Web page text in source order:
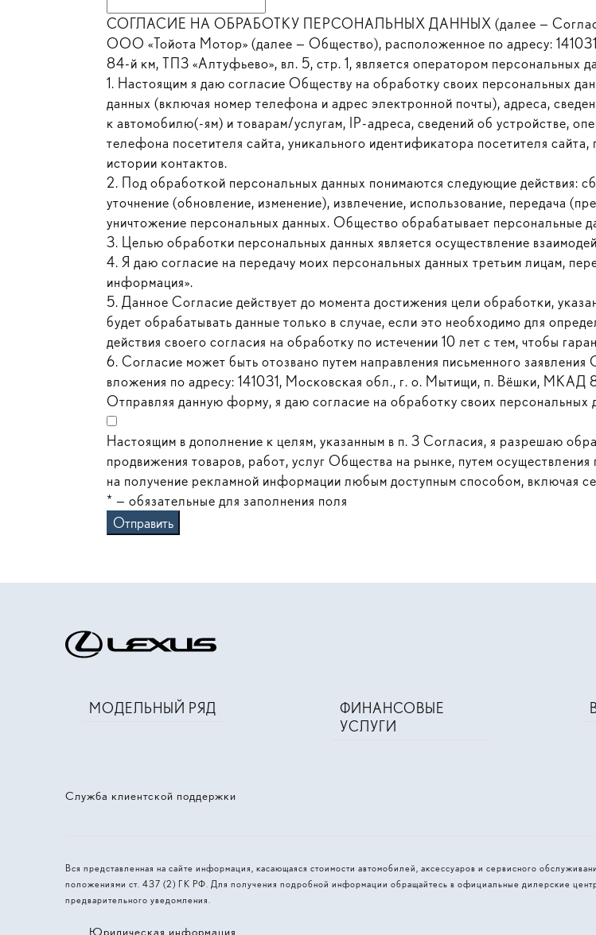
СОГЛАСИЕ НА ОБРАБОТКУ ПЕРСОНАЛЬНЫХ ДАННЫХ (далее —
ООО «Тойота Мотор» (далее — Общество), расположенное по адресу:
84-й км, ТПЗ «Алтуфьево», вл. 5, стр. 1, является оператором персональных
1. Настоящим я даю согласие Обществу на обработку своих персональных
данных (включая номер телефона и адрес электронной почты), адреса,
к автомобилю(-ям) и товарам/услугам, IP-адреса, сведений об устройстве,
телефона посетителя сайта, уникального идентификатора посетителя
истории контактов.
2. Под обработкой персональных данных понимаются следующие действия:
уточнение (обновление, изменение), извлечение, использование, передача
уничтожение персональных данных. Общество обрабатывает персональные
3. Целью обработки персональных данных является осуществление
4. Я даю согласие на передачу моих персональных данных третьим лицам,
информация».
5. Данное Согласие действует до момента достижения цели обработки,
будет обрабатывать данные только в случае, если это необходимо для
действия своего согласия на обработку по истечении 10 лет с тем, чтобы
6. Согласие может быть отозвано путем направления письменного
вложения по адресу: 141031, Московская обл., г. о. Мытищи, п. Вёшки, МКАД
Отправляя данную форму, я даю согласие на обработку своих персональных
Настоящим в дополнение к целям, указанным в п. 3 Согласия, я разрешаю
продвижения товаров, работ, услуг Общества на рынке, путем
на получение рекламной информации любым доступным способом, включая
* — обязательные для заполнения поля
Отправить
Служба клиентской поддержки
МОДЕЛЬНЫЙ РЯД
ФИНАНСОВЫЕ
УСЛУГИ
Вся представленная на сайте информация, касающаяся стоимости автомобилей, аксессуаров и сервисного
положениями ст. 437 (2) ГК РФ. Для получения подробной информации обращайтесь в официальные дилерские
предварительного уведомления.
Юридическая информация